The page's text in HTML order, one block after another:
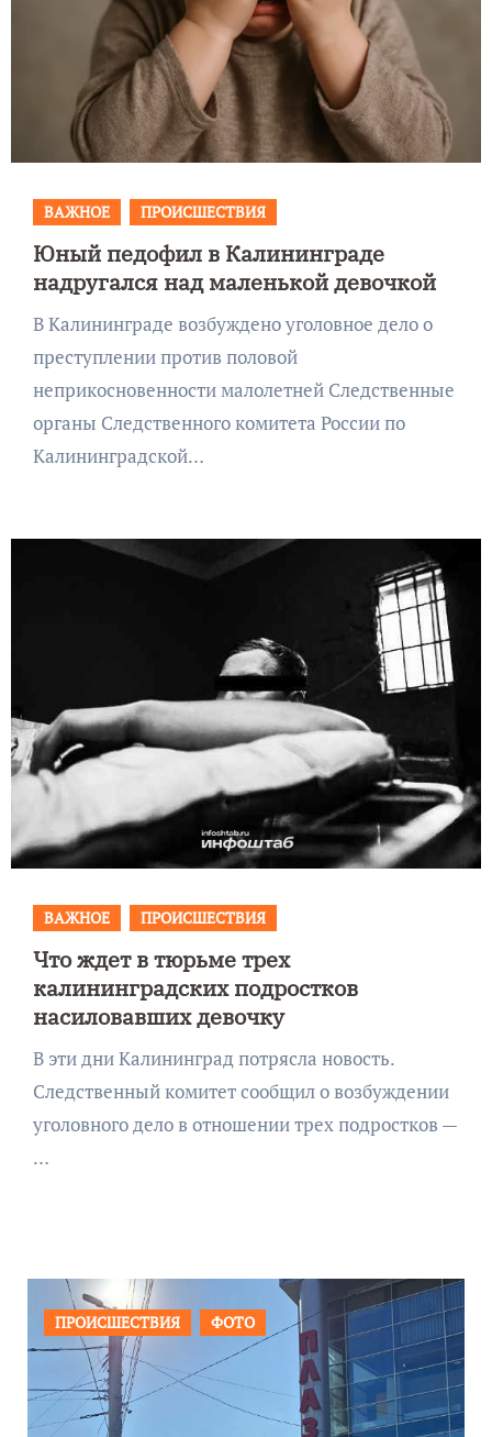
ВАЖНОЕ ПРОИСШЕСТВИЯ
Юный педофил в Калининграде
надругался над маленькой девочкой
В Калининграде возбуждено уголовное дело о
преступлении против половой
неприкосновенности малолетней Следственные
органы Следственного комитета России по
Калининградской…
ВАЖНОЕ ПРОИСШЕСТВИЯ
Что ждет в тюрьме трех
калининградских подростков
насиловавших девочку
В эти дни Калининград потрясла новость.
Следственный комитет сообщил о возбуждении
уголовного дело в отношении трех подростков —
…
ОБЩЕСТВО ФОТО